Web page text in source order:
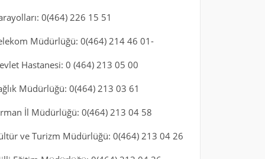
0(464) 226 15 51
Müdürlüğü: 0(464) 214 46 01-
Hastanesi: 0 (464) 213 05 00
Müdürlüğü: 0(464) 213 03 61
İl Müdürlüğü: 0(464) 213 04 58
ve Turizm Müdürlüğü: 0(464) 213 04 26